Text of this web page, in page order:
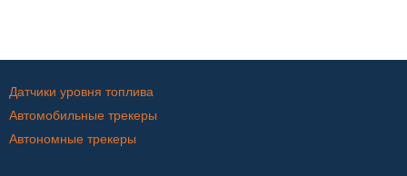
Датчики уровня топлива
Автомобильные трекеры
Автономные трекеры